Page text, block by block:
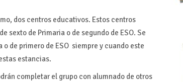
dos centros educativos. Estos centros
sexto de Primaria o de segundo de ESO. Se
de primero de ESO siempre y cuando este
estancias.
completar el grupo con alumnado de otros